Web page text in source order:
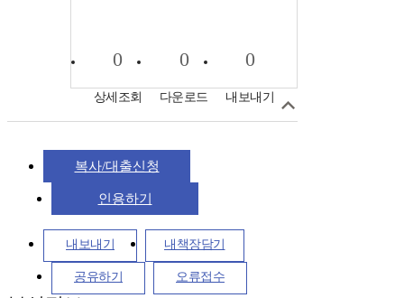
0
상세조회
0
다운로드
0
내보내기
복사/대출신청
인용하기
내보내기 내책장담기
공유하기 오류접수